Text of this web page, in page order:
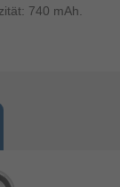
740 mAh.